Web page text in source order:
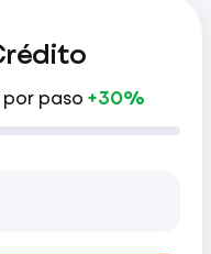
paso +30%